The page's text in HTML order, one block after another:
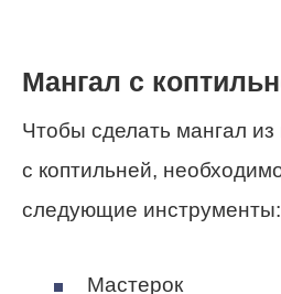
Мангал с
Чтобы сделать мангал из
с коптильней,
следующие инструменты:
Мастерок